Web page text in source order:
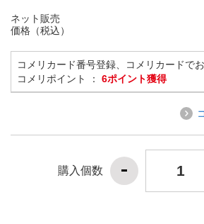
ネット販売
価格（税込）
コメリカード番号登録、コメリカードで
コメリポイント ： 6ポイント獲得
購入個数